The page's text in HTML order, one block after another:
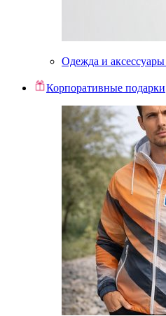
Одежда и
Корпоративные подарки